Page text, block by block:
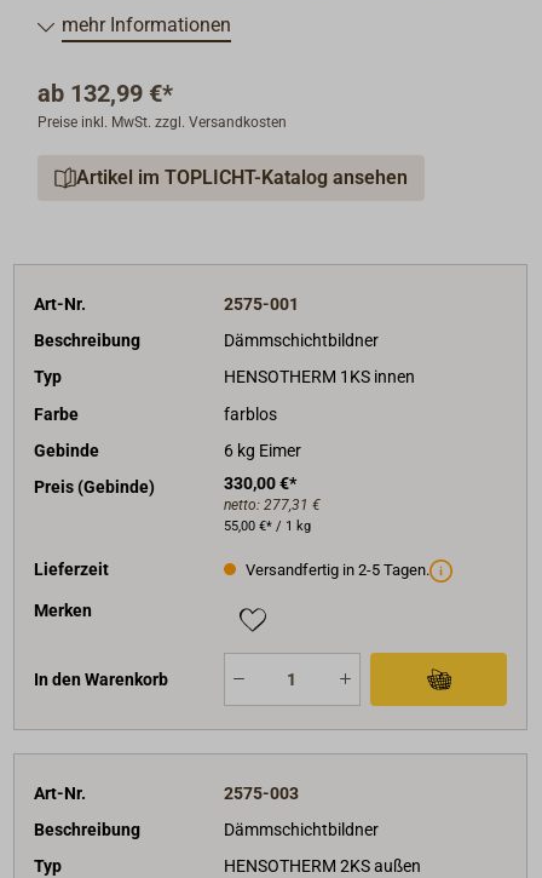
Überzugslack HENSOTOP SB versiegelt. HENSOTOP
SB ist auf Wunsch und gegen Aufpreis in einer großen
Brandschutz in feuchtigkeitsgefährdeten Bereichen ist
leider nicht möglich.
mehr Informationen
ab 132,99 €*
Preise inkl. MwSt. zzgl. Versandkosten
Artikel im TOPLICHT-Katalog ansehen
Art-Nr.
2575-001
Beschreibung
Dämmschichtbildner
Typ
HENSOTHERM 1KS innen
Farbe
farblos
Gebinde
6 kg Eimer
Preis (Gebinde)
330,00 €*
netto: 277,31 €
55,00 €* / 1 kg
Lieferzeit Versandfertig in 2-5 Tagen.
Merken
In den Warenkorb
Art-Nr.
2575-003
Beschreibung
Dämmschichtbildner
Typ
HENSOTHERM 2KS außen